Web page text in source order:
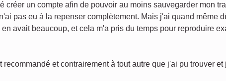
un compte afin de pouvoir au moins sauvegarder mon
pas eu à la repenser complètement. Mais j'ai quand même
avait beaucoup, et cela m'a pris du temps pour reproduire
et contrairement à tout autre que j'ai pu trouver